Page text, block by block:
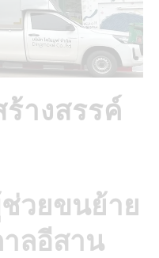
างสรรค์
วยขนย้าย
ลอีสาน